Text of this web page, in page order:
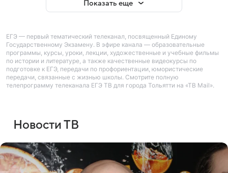
Показать еще
ЕГЭ — первый тематический телеканал, посвященный Единому
Государственному Экзамену. В эфире канала — образовательные
программы, курсы, уроки, лекции, художественные и учебные фильмы
по истории и литературе, а также качественные видеокурсы по
подготовке к ЕГЭ, передачи по профориентации, юмористические
передачи, связанные с жизнью школы. Смотрите полную
телепрограмму телеканала ЕГЭ ТВ для города Тольятти на «ТВ Mail».
Новости ТВ